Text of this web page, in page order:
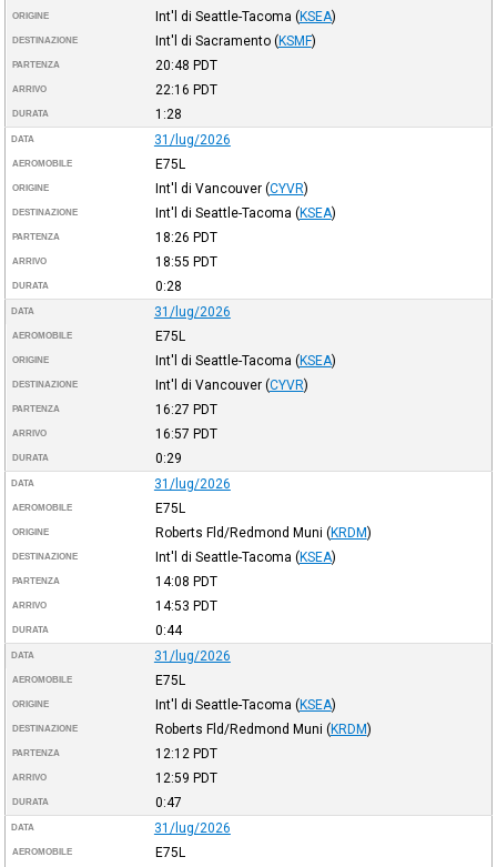
ORIGINE Int'l di Seattle-Tacoma (KSEA)
DESTINAZIONE Int'l di Sacramento (KSMF)
PARTENZA 20:48 PDT
ARRIVO 22:16 PDT
DURATA 1:28
DATA 31/lug/2026
AEROMOBILE E75L
ORIGINE Int'l di Vancouver (CYVR)
DESTINAZIONE Int'l di Seattle-Tacoma (KSEA)
PARTENZA 18:26 PDT
ARRIVO 18:55 PDT
DURATA 0:28
DATA 31/lug/2026
AEROMOBILE E75L
ORIGINE Int'l di Seattle-Tacoma (KSEA)
DESTINAZIONE Int'l di Vancouver (CYVR)
PARTENZA 16:27 PDT
ARRIVO 16:57 PDT
DURATA 0:29
DATA 31/lug/2026
AEROMOBILE E75L
ORIGINE Roberts Fld/Redmond Muni (KRDM)
DESTINAZIONE Int'l di Seattle-Tacoma (KSEA)
PARTENZA 14:08 PDT
ARRIVO 14:53 PDT
DURATA 0:44
DATA 31/lug/2026
AEROMOBILE E75L
ORIGINE Int'l di Seattle-Tacoma (KSEA)
DESTINAZIONE Roberts Fld/Redmond Muni (KRDM)
PARTENZA 12:12 PDT
ARRIVO 12:59 PDT
DURATA 0:47
DATA 31/lug/2026
AEROMOBILE E75L